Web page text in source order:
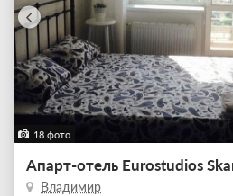
18 фото
Апарт-отель Eurostudios
Владимир